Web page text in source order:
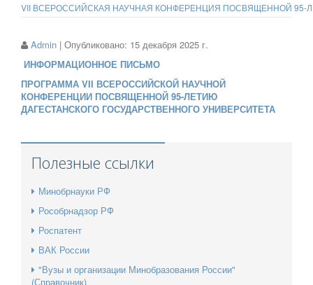
VII ВСЕРОССИЙСКАЯ НАУЧНАЯ КОНФЕРЕНЦИЯ ПОСВЯЩЕННОЙ
Admin | Опубликовано: 15 декабря 2025 г.
ИНФОРМАЦИОННОЕ ПИСЬМО
ПРОГРАММА VII ВСЕРОССИЙСКОЙ НАУЧНОЙ
КОНФЕРЕНЦИИ ПОСВЯЩЕННОЙ 95-ЛЕТИЮ
ДАГЕСТАНСКОГО ГОСУДАРСТВЕННОГО УНИВЕРСИТЕТА
Полезные ссылки
Минобрнауки РФ
Рособрнадзор РФ
Роспатент
ВАК России
"Вузы и организации Минобразования России"
(Справочник)